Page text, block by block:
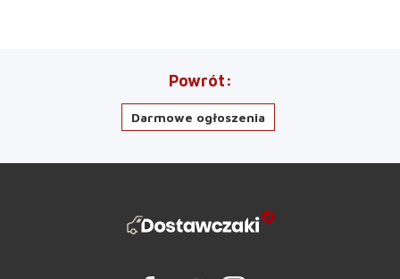
Powrót
Darmowe ogłoszenia